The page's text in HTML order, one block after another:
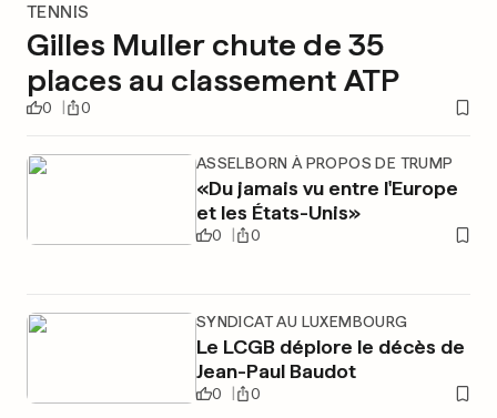
TENNIS
Gilles Muller chute de 35
places au classement ATP
0 0
ASSELBORN À PROPOS DE TRUMP
«Du jamais vu entre l'Europe
et les États-Unis»
0 0
SYNDICAT AU LUXEMBOURG
Le LCGB déplore le décès de
Jean-Paul Baudot
0 0